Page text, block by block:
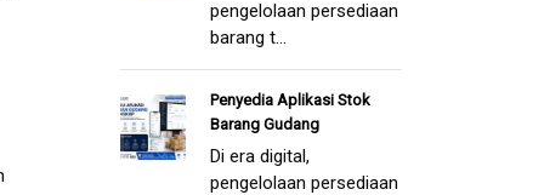
pengelolaan persediaan
barang t...
Penyedia Aplikasi Stok
Barang Gudang
Di era digital,
pengelolaan persediaan